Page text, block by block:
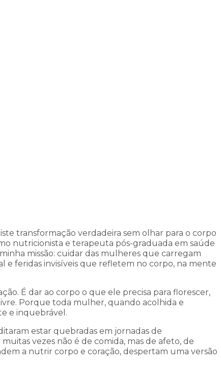
transformação verdadeira sem olhar para o corpo
nutricionista e terapeuta pós-graduada em saúde
missão: cuidar das mulheres que carregam
e feridas invisíveis que refletem no corpo, na mente
É dar ao corpo o que ele precisa para florescer,
Porque toda mulher, quando acolhida e
e inquebrável.
estar quebradas em jornadas de
vezes não é de comida, mas de afeto, de
a nutrir corpo e coração, despertam uma versão